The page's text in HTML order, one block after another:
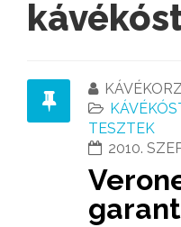
TESZTEK
2010.